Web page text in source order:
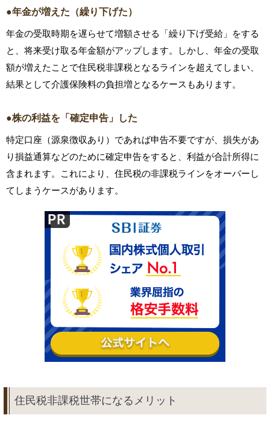
●年金が増えた（繰り下げた）
年金の受取時期を遅らせて増額させる「繰り下げ受給」をする
と、将来受け取る年金額がアップします。しかし、年金の受取
額が増えたことで住民税非課税となるラインを超えてしまい、
結果として介護保険料の負担増となるケースもあります。
●株の利益を「確定申告」した
特定口座（源泉徴収あり）であれば申告不要ですが、損失があ
り損益通算などのために確定申告をすると、利益が合計所得に
含まれます。これにより、住民税の非課税ラインをオーバーし
てしまうケースがあります。
住民税非課税世帯になるメリット